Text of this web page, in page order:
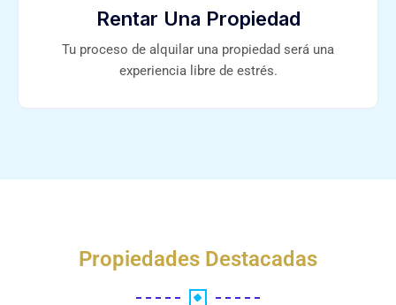
Rentar Una Propiedad
Tu proceso de alquilar una propiedad será una
experiencia libre de estrés.
Propiedades Destacadas